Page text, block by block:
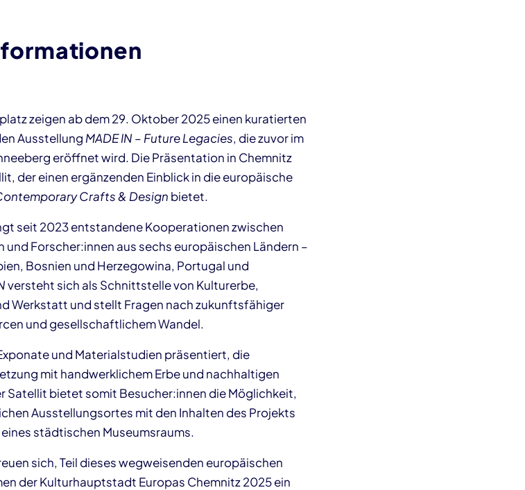
zeigen ab dem 29. Oktober 2025 einen kuratierten
Ausstellung MADE IN – Future Legacies, die zuvor im
eröffnet wird. Die Präsentation in Chemnitz
der einen ergänzenden Einblick in die europäische
Crafts & Design bietet.
seit 2023 entstandene Kooperationen zwischen
Forscher:innen aus sechs europäischen Ländern –
Bosnien und Herzegowina, Portugal und
versteht sich als Schnittstelle von Kulturerbe,
Werkstatt und stellt Fragen nach zukunftsfähiger
und gesellschaftlichem Wandel.
und Materialstudien präsentiert, die
mit handwerklichem Erbe und nachhaltigen
Satellit bietet somit Besucher:innen die Möglichkeit,
Ausstellungsortes mit den Inhalten des Projekts
städtischen Museumsraums.
sich, Teil dieses wegweisenden europäischen
der Kulturhauptstadt Europas Chemnitz 2025 ein